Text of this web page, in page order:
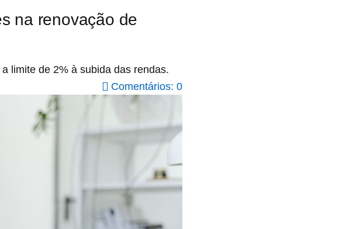
na renovação de
limite de 2% à subida das rendas.
Comentários: 0